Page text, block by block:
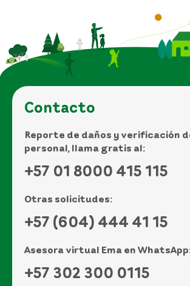
Contacto
Reporte de daños y verificación
personal, llama gratis al:
+57 01 8000 415 115
Otras solicitudes:
+57 (604) 444 41 15
Asesora virtual Ema en
+57 302 300 0115